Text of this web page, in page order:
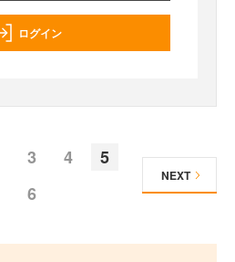
ログイン
3 4
5
6
NEXT